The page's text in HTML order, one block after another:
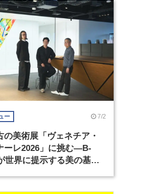
ー 7/2
の美術展「ヴェネチア・
ーレ2026」に挑む―B-
世界に提示する美の基準